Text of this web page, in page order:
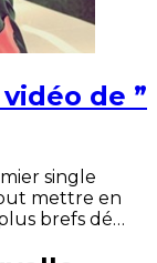
de ”
single
mettre en
brefs dé…